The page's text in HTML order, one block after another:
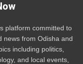
platform committed to
news from Odisha and
including politics,
and local events,